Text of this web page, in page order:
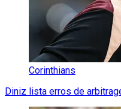
Corinthians
Diniz lista erros de